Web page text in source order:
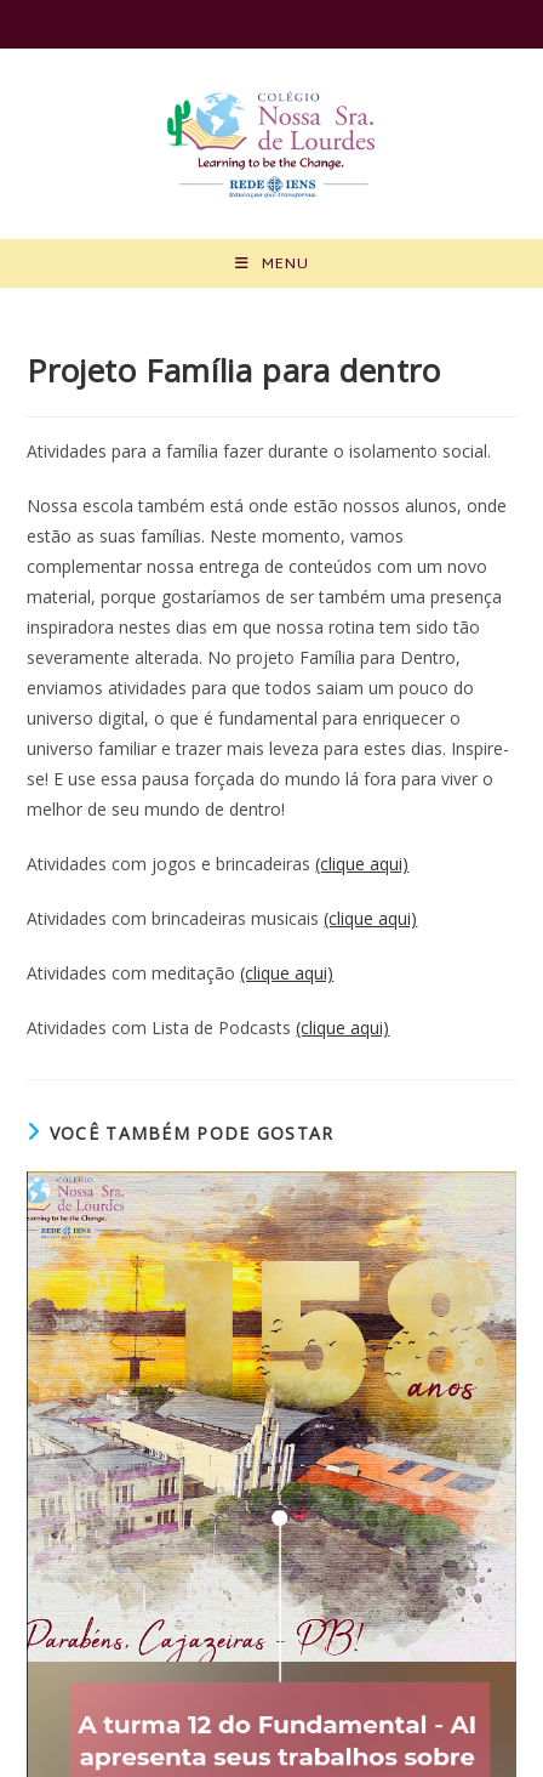
para
MENU
Projeto Família para dentro
Atividades para a família fazer durante o isolamento social.
Nossa escola também está onde estão nossos alunos, onde
estão as suas famílias. Neste momento, vamos
complementar nossa entrega de conteúdos com um novo
material, porque gostaríamos de ser também uma presença
inspiradora nestes dias em que nossa rotina tem sido tão
severamente alterada. No projeto Família para Dentro,
enviamos atividades para que todos saiam um pouco do
universo digital, o que é fundamental para enriquecer o
universo familiar e trazer mais leveza para estes dias. Inspire-
se! E use essa pausa forçada do mundo lá fora para viver o
melhor de seu mundo de dentro!
Atividades com jogos e brincadeiras(clique aqui)
Atividades com brincadeiras musicais(clique aqui)
Atividades com meditação(clique aqui)
Atividades com Lista de Podcasts(clique aqui)
VOCÊ TAMBÉM PODE GOSTAR